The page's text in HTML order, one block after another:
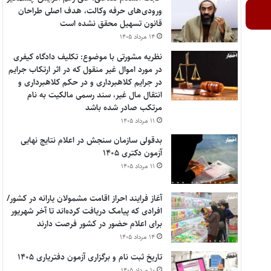
ورودی‌های حرفه وکالت، هدف اصلی طراحان
قانون تسهیل محقق نشده است
۱۴ مرداد ۱۴۰۵
نظریه مشورتی با موضوع: تکلیف دادگاه کیفری
در مورد اموال غیر منقول که در اثر ارتکاب جرایم
در جرایم کلاهبرداری و در حکم کلاهبرداری و
انتقال مال غیر، سند رسمی مالکیت به نام
مرتکب صادر شده باشد
۱۱ مرداد ۱۴۰۵
بدقولی سازمان سنجش در اعلام نتایج نهایی
آزمون دکتری ۱۴۰۵
۱۱ مرداد ۱۴۰۵
آغاز فرایند احراز اقامت مشمولان یارانه در کشور/
افرادی که پیامک دریافت کرده‌اند تا آخر شهریور
برای اعلام حضور در کشور فرصت دارند
۱۴ مرداد ۱۴۰۵
تاریخ ثبت نام و برگزاری آزمون دفتریاری ۱۴۰۵